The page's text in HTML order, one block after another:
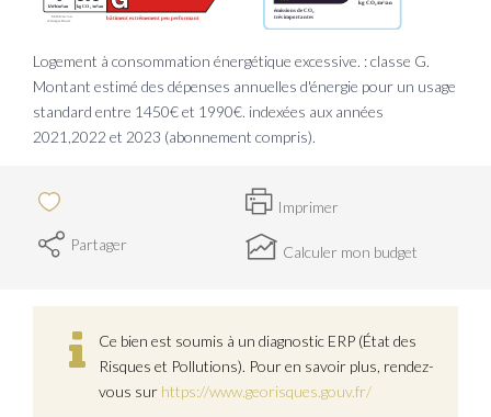
Logement à consommation énergétique excessive. : classe G.
Montant estimé des dépenses annuelles d'énergie pour un usage
standard entre 1450€ et 1990€. indexées aux années
2021,2022 et 2023 (abonnement compris).
Imprimer
Partager
Calculer mon budget
Ce bien est soumis à un diagnostic ERP (État des
Risques et Pollutions). Pour en savoir plus, rendez-
vous sur https://www.georisques.gouv.fr/